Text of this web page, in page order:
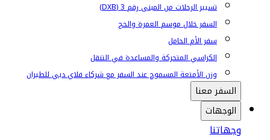
تسيير الرحلات من المبنى رقم 3 (DXB)
السفر خلال موسم العمرة والحج
سفر الأم الحامل
الكراسي المتحركة والمساعدة في التنقل
وزن الأمتعة المسموح عند السفر مع شركاء فلاي دبي للطيران
السفر معنا
الوجهات
وجهاتنا